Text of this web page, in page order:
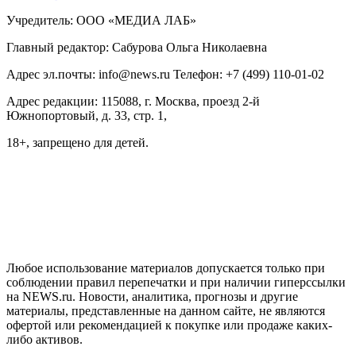
Учредитель: ООО «МЕДИА ЛАБ»
Главный редактор: Сабурова Ольга Николаевна
Адрес эл.почты: info@news.ru Телефон: +7 (499) 110-01-02
Адрес редакции: 115088, г. Москва, проезд 2-й
Южнопортовый, д. 33, стр. 1,
18+, запрещено для детей.
Любое использование материалов допускается только при
соблюдении правил перепечатки и при наличии гиперссылки
на NEWS.ru. Новости, аналитика, прогнозы и другие
материалы, представленные на данном сайте, не являются
офертой или рекомендацией к покупке или продаже каких-
либо активов.